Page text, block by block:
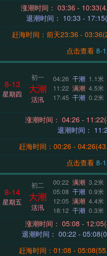
涨潮时间： 03:36 -
退潮时间：
赶海时间：前天23:36 -
点击查看
8-13
星期四
初一
大潮
活汛
04:26 干潮 1.1米
11:22 满潮 4.5米
17:45 干潮 0.2米
涨潮时间：
退潮
赶海时间：00:26 -
点击查看
8-14
星期五
初二
大潮
活汛
00:22 满潮 3.2米
05:08 干潮 0.9米
12:05 满潮 4.4米
18:12 干潮 0.3米
涨潮时间：
退潮时间： 00:22
赶海时间：01:08 -